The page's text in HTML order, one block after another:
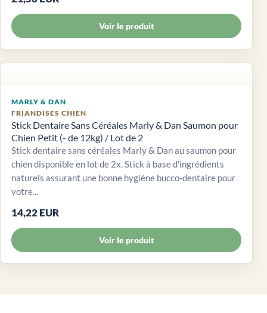
Voir le produit
MARLY & DAN
FRIANDISES CHIEN
Stick Dentaire Sans Céréales Marly & Dan Saumon pour
Chien Petit (- de 12kg) / Lot de 2
Stick dentaire sans céréales Marly & Dan au saumon pour
chien disponible en lot de 2x. Stick à base d'ingrédients
naturels assurant une bonne hygiène bucco-dentaire pour
votre...
14,22 EUR
Voir le produit